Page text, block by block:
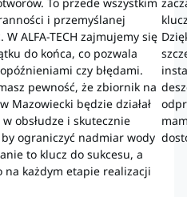
i przemyślanej
ALFA-TECH zajmujemy się
do końca, co pozwala
czy błędami.
pewność, że zbiornik na
Mazowiecki będzie działał
obsłudze i skutecznie
ograniczyć nadmiar wody
to klucz do sukcesu, a
na każdym etapie realizacji